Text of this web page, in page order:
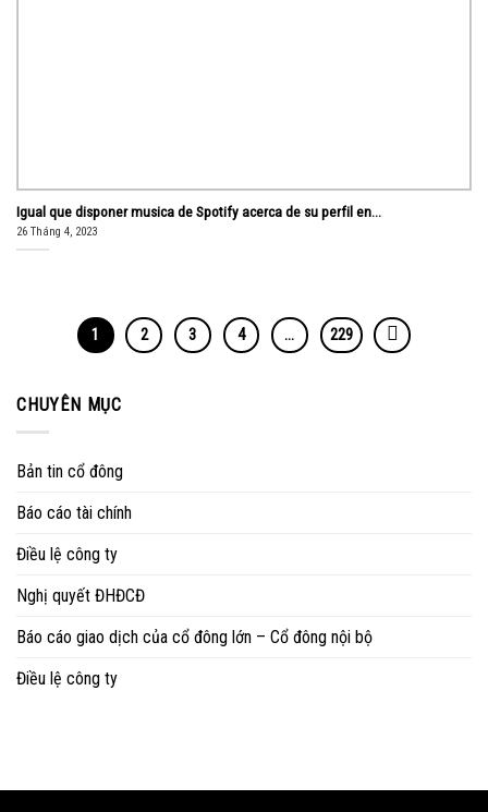
Igual que disponer musica de Spotify acerca de su perfil en...
26 Tháng 4, 2023
1 2 3 4 … 229
CHUYÊN MỤC
Bản tin cổ đông
Báo cáo tài chính
Điều lệ công ty
Nghị quyết ĐHĐCĐ
Báo cáo giao dịch của cổ đông lớn – Cổ đông nội bộ
Điều lệ công ty